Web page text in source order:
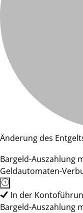
Änderung des
Bargeld-Auszahlung
Geldautomaten-
In der
Bargeld-Auszahlung